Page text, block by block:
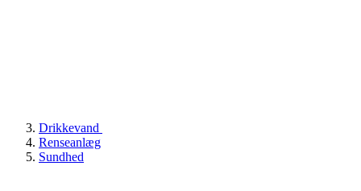
Drikkevand
Renseanlæg
Sundhed